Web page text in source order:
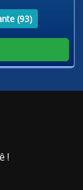
(93)
!